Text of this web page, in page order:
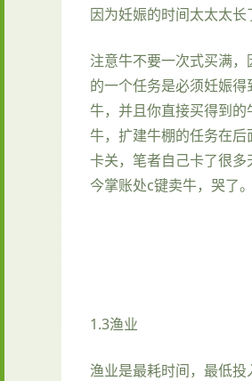
因为妊娠的时间太太太长
注意牛不要一次式买满，
的一个任务是必须妊娠得
牛，并且你直接买得到的
牛，扩建牛棚的任务在后
卡关，笔者自己卡了很多
今掌账处c键卖牛，哭了。
1.3渔业
渔业是最耗时间，最低投